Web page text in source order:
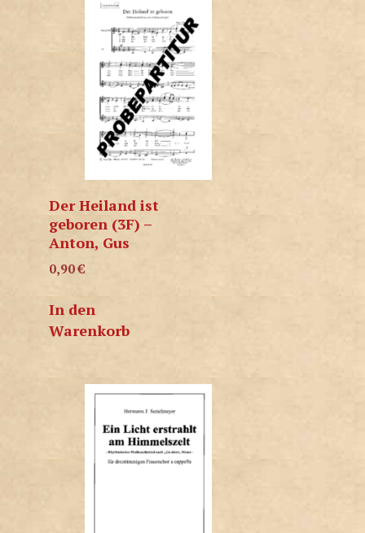
Der Heiland ist
geboren (3F) –
Anton, Gus
0,90€
In den
Warenkorb